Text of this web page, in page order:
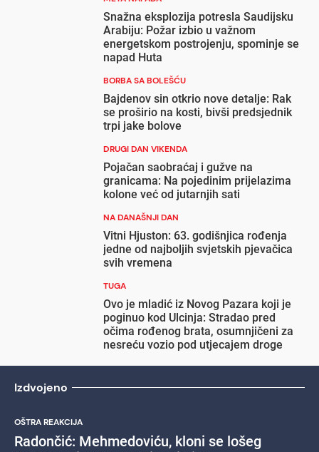
Snažna eksplozija potresla Saudijsku
Arabiju: Požar izbio u važnom
energetskom postrojenju, spominje se
napad Huta
BORBA SA BOLEŠĆU
Bajdenov sin otkrio nove detalje: Rak
se proširio na kosti, bivši predsjednik
trpi jake bolove
DRUGI DAN VIKENDA
Pojačan saobraćaj i gužve na
granicama: Na pojedinim prijelazima
kolone već od jutarnjih sati
NA DANAŠNJI DAN
Vitni Hjuston: 63. godišnjica rođenja
jedne od najboljih svjetskih pjevačica
svih vremena
TUGA
Ovo je mladić iz Novog Pazara koji je
poginuo kod Ulcinja: Stradao pred
očima rođenog brata, osumnjičeni za
nesreću vozio pod utjecajem droge
Izdvojeno
OŠTRA REAKCIJA
Radončić: Mehmedoviću, kloni se lošeg